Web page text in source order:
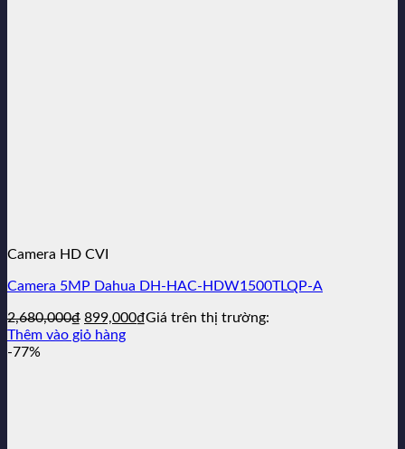
Camera HD CVI
Camera 5MP Dahua DH-HAC-HDW1500TLQP-A
2,680,000₫ Giá
gốc
899,000₫Giá
Giá trên thị trường:
Thêm vào giỏ hàng
-77%